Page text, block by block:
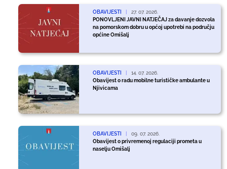
OBAVIJESTI |
27. 07. 2026.
PONOVLJENI JAVNI NATJEČAJ za davanje dozvola
na pomorskom dobru u općoj upotrebi na području
općine Omišalj
OBAVIJESTI |
14. 07. 2026.
Obavijest o radu mobilne turističke ambulante u
Njivicama
OBAVIJESTI |
09. 07. 2026.
Obavijest o privremenoj regulaciji prometa u
naselju Omišalj